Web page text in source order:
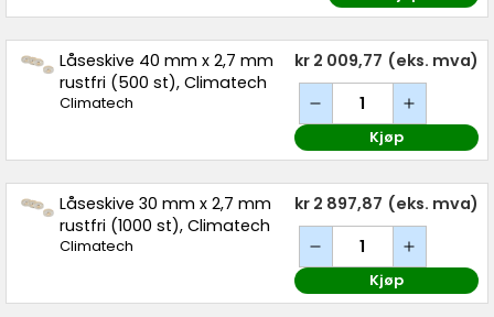
Låseskive 40 mm x 2,7 mm
rustfri (500 st), Climatech
Climatech
kr 2 009,77 (eks. mva)
Kjøp
Låseskive 30 mm x 2,7 mm
rustfri (1000 st), Climatech
Climatech
kr 2 897,87 (eks. mva)
Kjøp